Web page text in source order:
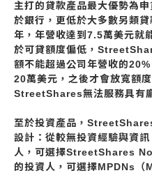
主打的貸款產品最大優勢為
於銀行，更低於大多數另類
年，年營收達到7.5萬美元就
於可貸額度偏低，
額不能超過公司年營收的
20萬美元，之後才會放寬額
StreetShares無法服務具有
至於投資產品，
設計：從較無投資經驗與資
人，可選擇StreetShares
的投資人，可選擇MPDNs